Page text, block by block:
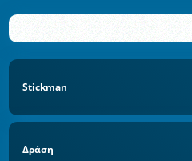
Stickman
Δράση